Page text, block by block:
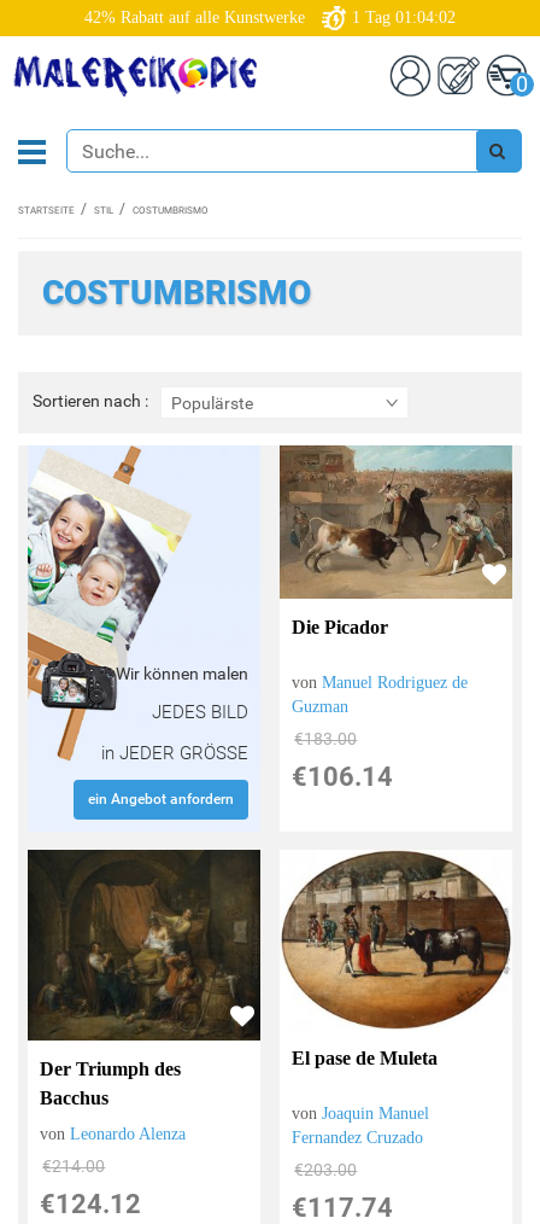
42% Rabatt auf alle Kunstwerke 1 Tag 01:04:01
0
STARTSEITE STIL COSTUMBRISMO
COSTUMBRISMO
Sortieren nach : Populärste
Sortieren
nach
Wir können malen
JEDES BILD
in JEDER GRÖSSE
ein Angebot anfordern
Die Picador
vonManuel Rodriguez de
Guzman
€183.00
€106.14
Der Triumph des
Bacchus
vonLeonardo Alenza
€214.00
€124.12
El pase de Muleta
vonJoaquin Manuel
Fernandez Cruzado
€203.00
€117.74